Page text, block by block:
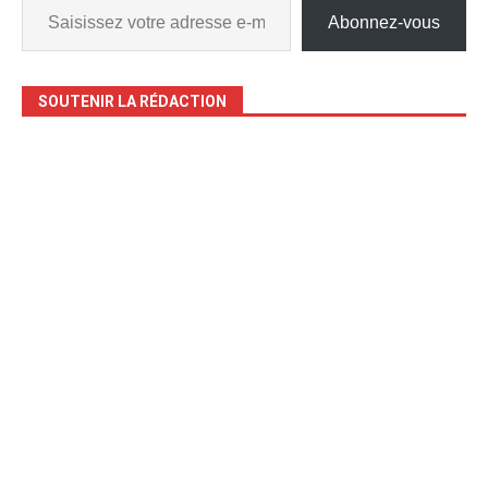
Abonnez-vous
SOUTENIR LA RÉDACTION